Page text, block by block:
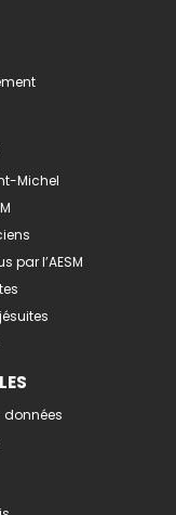
Michel
par l’AESM
données